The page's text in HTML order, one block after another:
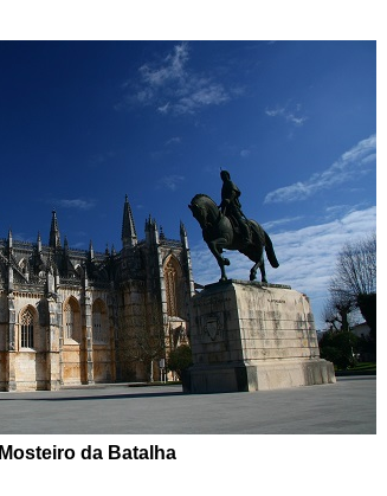
Mosteiro da Batalha